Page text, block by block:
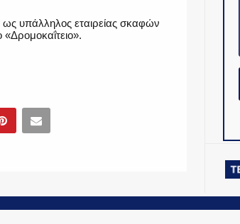
υπάλληλος εταιρείας σκαφών
«Δρομοκαΐτειο».